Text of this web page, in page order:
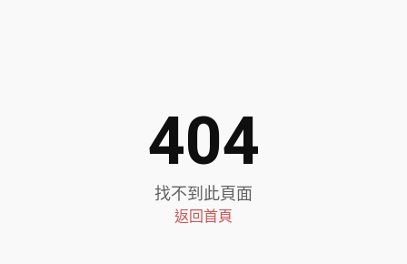
404
找不到此頁面
返回首頁